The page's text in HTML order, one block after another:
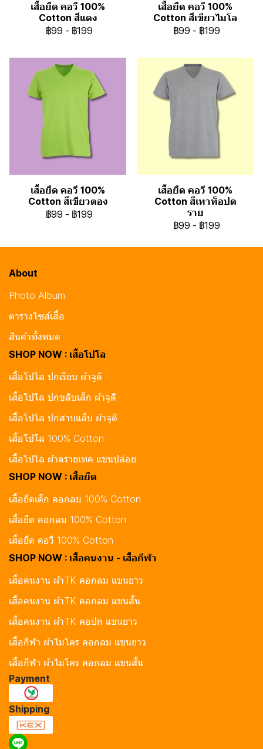
เสื้อยืด คอวี 100%
Cotton สีแดง
฿99 - ฿199
เสื้อยืด คอวี 100%
Cotton สีเขียวไมโล
฿99 - ฿199
เสื้อยืด คอวี 100%
Cotton สีเขียวตอง
฿99 - ฿199
เสื้อยืด คอวี 100%
Cotton สีเทาท็อปด
ราย
฿99 - ฿199
About
Photo Album
ตารางไซส์เสื้อ
สินค้าทั้งหมด
SHOP NOW : เสื้อโปโล
เสื้อโปโล ปกเรียบ ผ้าจูติ
เสื้อโปโล ปกขลิบเล็ก ผ้าจูติ
เสื้อโปโล ปกสาบแล็บ ผ้าจูติ
เสื้อโปโล 100% Cotton
เสื้อโปโล ผ้าดรายเทค แขนปล่อย
SHOP NOW : เสื้อยืด
เสื้อยืดเด็ก คอกลม 100% Cotton
เสื้อยืด คอกลม 100% Cotton
เสื้อยืด คอวี 100% Cotton
SHOP NOW : เสื้อคนงาน - เสื้อกีฬา
เสื้อคนงาน ผ้าTK คอกลม แขนยาว
เสื้อคนงาน ผ้าTK คอกลม แขนสั้น
เสื้อคนงาน ผ้าTK คอปก แขนยาว
เสื้อกีฬา ผ้าไมโคร คอกลม แขนยาว
เสื้อกีฬา ผ้าไมโคร คอกลม แขนสั้น
Payment
Shipping